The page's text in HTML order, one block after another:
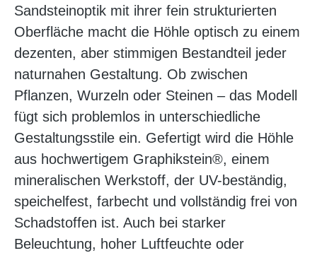
Sandsteinoptik mit ihrer fein strukturierten
Oberfläche macht die Höhle optisch zu einem
dezenten, aber stimmigen Bestandteil jeder
naturnahen Gestaltung. Ob zwischen
Pflanzen, Wurzeln oder Steinen – das Modell
fügt sich problemlos in unterschiedliche
Gestaltungsstile ein. Gefertigt wird die Höhle
aus hochwertigem Graphikstein®, einem
mineralischen Werkstoff, der UV-beständig,
speichelfest, farbecht und vollständig frei von
Schadstoffen ist. Auch bei starker
Beleuchtung, hoher Luftfeuchte oder